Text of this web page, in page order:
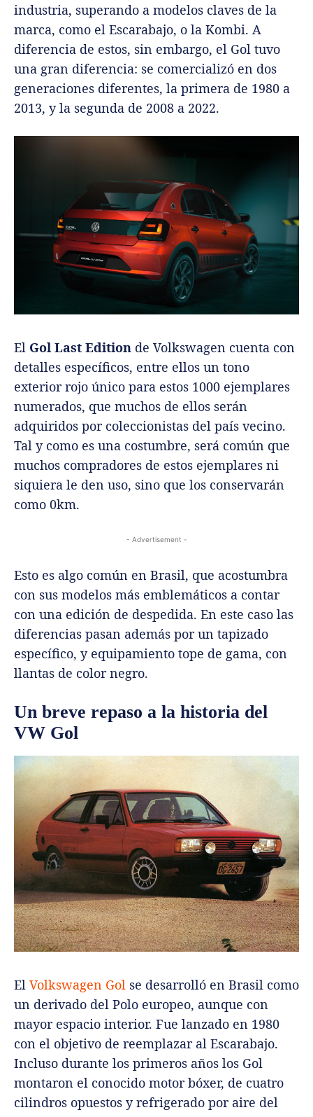
industria, superando a modelos claves de la
marca, como el Escarabajo, o la Kombi. A
diferencia de estos, sin embargo, el Gol tuvo
una gran diferencia: se comercializó en dos
generaciones diferentes, la primera de 1980 a
2013, y la segunda de 2008 a 2022.
El Gol Last Edition de Volkswagen cuenta con
detalles específicos, entre ellos un tono
exterior rojo único para estos 1000 ejemplares
numerados, que muchos de ellos serán
adquiridos por coleccionistas del país vecino.
Tal y como es una costumbre, será común que
muchos compradores de estos ejemplares ni
siquiera le den uso, sino que los conservarán
como 0km.
- Advertisement -
Esto es algo común en Brasil, que acostumbra
con sus modelos más emblemáticos a contar
con una edición de despedida. En este caso las
diferencias pasan además por un tapizado
específico, y equipamiento tope de gama, con
llantas de color negro.
Un breve repaso a la historia del
VW Gol
El Volkswagen Gol se desarrolló en Brasil como
un derivado del Polo europeo, aunque con
mayor espacio interior. Fue lanzado en 1980
con el objetivo de reemplazar al Escarabajo.
Incluso durante los primeros años los Gol
montaron el conocido motor bóxer, de cuatro
cilindros opuestos y refrigerado por aire del